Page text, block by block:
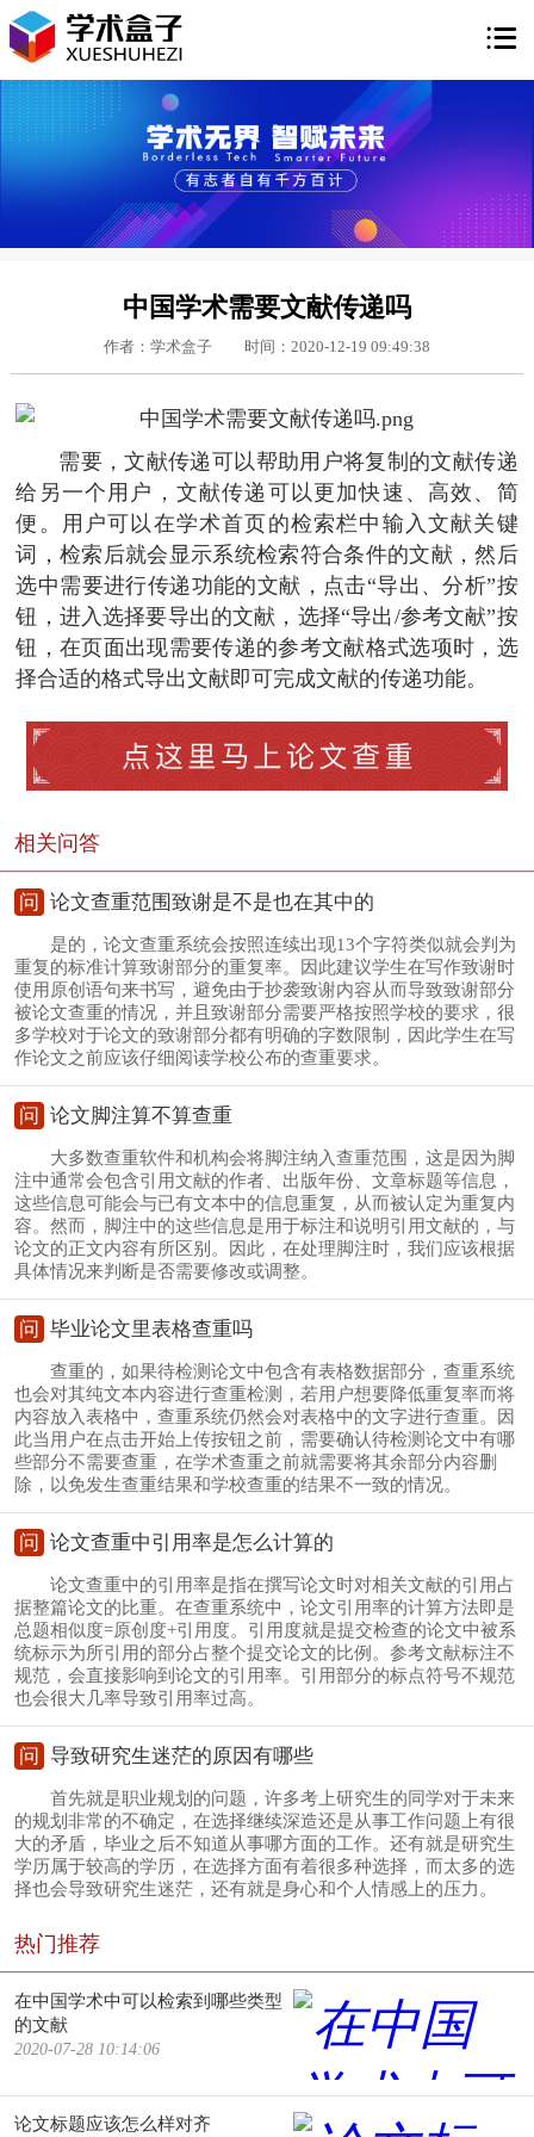

中国学术需要文献传递吗
作者：学术盒子 时间：2020-12-19 09:49:38
需要，文献传递可以帮助用户将复制的文献传递
给另一个用户，文献传递可以更加快速、高效、简
便。用户可以在学术首页的检索栏中输入文献关键
词，检索后就会显示系统检索符合条件的文献，然后
选中需要进行传递功能的文献，点击“导出、分析”按
钮，进入选择要导出的文献，选择“导出/参考文献”按
钮，在页面出现需要传递的参考文献格式选项时，选
择合适的格式导出文献即可完成文献的传递功能。
相关问答
问 论文查重范围致谢是不是也在其中的
是的，论文查重系统会按照连续出现13个字符类似就会判为
重复的标准计算致谢部分的重复率。因此建议学生在写作致谢时
使用原创语句来书写，避免由于抄袭致谢内容从而导致致谢部分
被论文查重的情况，并且致谢部分需要严格按照学校的要求，很
多学校对于论文的致谢部分都有明确的字数限制，因此学生在写
作论文之前应该仔细阅读学校公布的查重要求。
问 论文脚注算不算查重
大多数查重软件和机构会将脚注纳入查重范围，这是因为脚
注中通常会包含引用文献的作者、出版年份、文章标题等信息，
这些信息可能会与已有文本中的信息重复，从而被认定为重复内
容。然而，脚注中的这些信息是用于标注和说明引用文献的，与
论文的正文内容有所区别。因此，在处理脚注时，我们应该根据
具体情况来判断是否需要修改或调整。
问 毕业论文里表格查重吗
查重的，如果待检测论文中包含有表格数据部分，查重系统
也会对其纯文本内容进行查重检测，若用户想要降低重复率而将
内容放入表格中，查重系统仍然会对表格中的文字进行查重。因
此当用户在点击开始上传按钮之前，需要确认待检测论文中有哪
些部分不需要查重，在学术查重之前就需要将其余部分内容删
除，以免发生查重结果和学校查重的结果不一致的情况。
问 论文查重中引用率是怎么计算的
论文查重中的引用率是指在撰写论文时对相关文献的引用占
据整篇论文的比重。在查重系统中，论文引用率的计算方法即是
总题相似度=原创度+引用度。引用度就是提交检查的论文中被系
统标示为所引用的部分占整个提交论文的比例。参考文献标注不
规范，会直接影响到论文的引用率。引用部分的标点符号不规范
也会很大几率导致引用率过高。
问 导致研究生迷茫的原因有哪些
首先就是职业规划的问题，许多考上研究生的同学对于未来
的规划非常的不确定，在选择继续深造还是从事工作问题上有很
大的矛盾，毕业之后不知道从事哪方面的工作。还有就是研究生
学历属于较高的学历，在选择方面有着很多种选择，而太多的选
择也会导致研究生迷茫，还有就是身心和个人情感上的压力。
热门推荐
在中国学术中可以检索到哪些类型
的文献
2020-07-28 10:14:06
论文标题应该怎么样对齐